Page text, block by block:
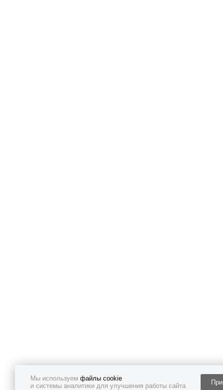
Мы используем файлы cookie
и системы аналитики для улучшения работы сайта